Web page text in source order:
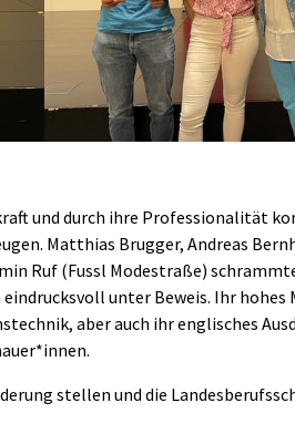
und durch ihre Professionalität
Matthias Brugger, Andreas
Ruf (Fussl Modestraße)
unter Beweis. Ihr hohes
aber auch ihr englisches
stellen und die